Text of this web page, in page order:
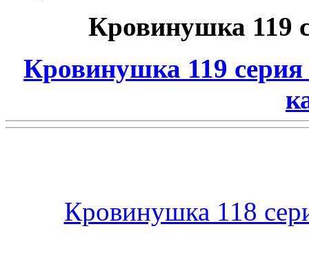
Кровинушка 119
Кровинушка 119
Кровинушка 118